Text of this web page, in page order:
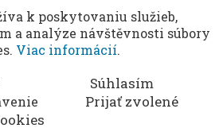
k poskytovaniu služieb,
a analýze návštěvnosti súbory
Viac informácií.
Súhlasím
Prijať zvolené